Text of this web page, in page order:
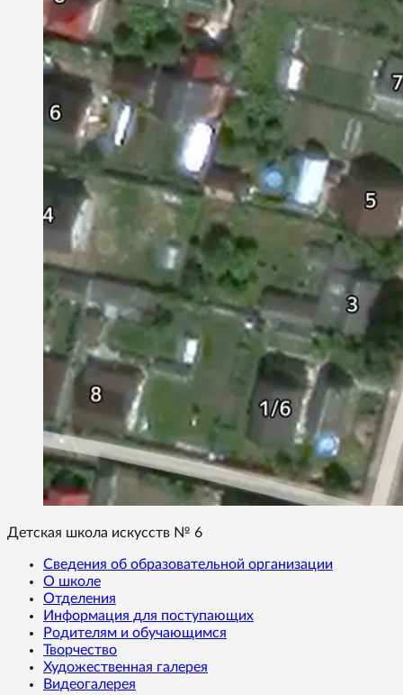
Детская школа искусств № 6
Сведения об образовательной организации
О школе
Отделения
Информация для поступающих
Родителям и обучающимся
Творчество
Художественная галерея
Видеогалерея